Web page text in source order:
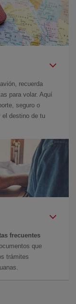
recuerda
para volar. Aquí
seguro o
el destino de tu
frecuentes
que
trámites